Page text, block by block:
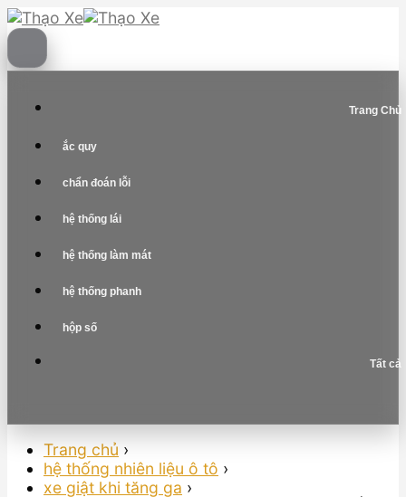
Skip
to
content
Trang Chủ
ắc quy
chẩn đoán lỗi
hệ thống lái
hệ thống làm mát
hệ thống phanh
hộp số
Tất cả
Trang chủ ›
hệ thống nhiên liệu ô tô ›
xe giật khi tăng ga ›